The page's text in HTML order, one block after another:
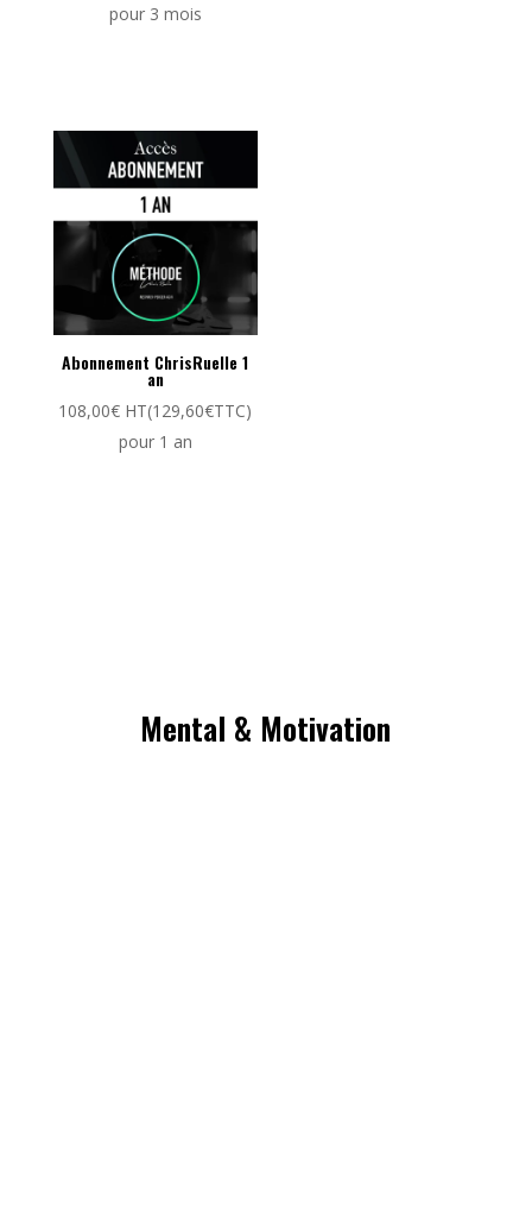
pour 3 mois
Abonnement ChrisRuelle 1
an
108,00€ HT(129,60€TTC)
pour 1 an
Mental & Motivation